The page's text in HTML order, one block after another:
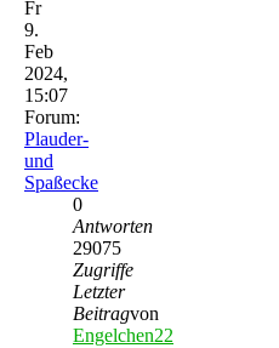
Fr
9.
Feb
2024,
15:07
Forum:
Plauder-
und
Spaßecke
0
Antworten
29075
Zugriffe
Letzter
Beitragvon
Engelchen22